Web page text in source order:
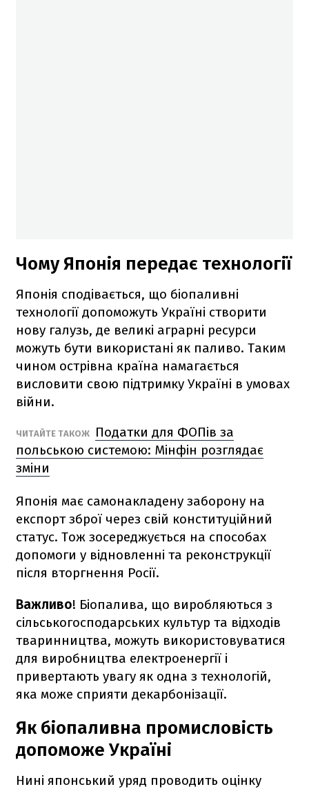
Чому Японія передає технології
Японія сподівається, що біопаливні
технології допоможуть Україні створити
нову галузь, де великі аграрні ресурси
можуть бути використані як паливо. Таким
чином острівна країна намагається
висловити свою підтримку Україні в умовах
війни.
ЧИТАЙТЕ ТАКОЖ
Податки для ФОПів за
польською системою: Мінфін розглядає
зміни
Японія має самонакладену заборону на
експорт зброї через свій конституційний
статус. Тож зосереджується на способах
допомоги у відновленні та реконструкції
після вторгнення Росії.
Важливо! Біопалива, що виробляються з
сільськогосподарських культур та відходів
тваринництва, можуть використовуватися
для виробництва електроенергії і
привертають увагу як одна з технологій,
яка може сприяти декарбонізації.
Як біопаливна промисловість
допоможе Україні
Нині японський уряд проводить оцінку